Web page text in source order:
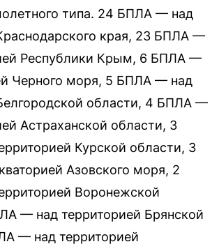
типа. 24 БПЛА — над
края, 23 БПЛА —
Республики Крым, 6 БПЛА —
Черного моря, 5 БПЛА — над
области, 4 БПЛА —
Астраханской области, 3
Курской области, 3
Азовского моря, 2
Воронежской
— над территорией Брянской
— над территорией